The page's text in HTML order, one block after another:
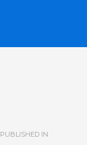
PUBLISHED IN